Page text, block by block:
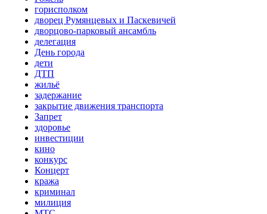
горисполком
дворец Румянцевых и Паскевичей
дворцово-парковый ансамбль
делегация
День города
дети
ДТП
жильё
задержание
закрытие движения транспорта
Запрет
здоровье
инвестиции
кино
конкурс
Концерт
кража
криминал
милиция